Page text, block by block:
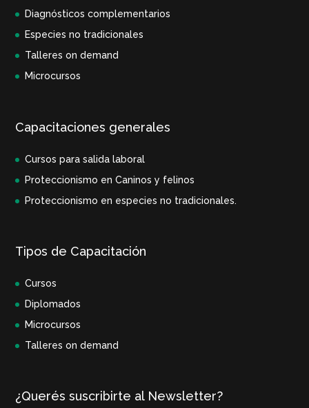
Diagnósticos complementarios
Especies no tradicionales
Talleres on demand
Microcursos
Capacitaciones generales
Cursos para salida laboral
Proteccionismo en Caninos y felinos
Proteccionismo en especies no tradicionales.
Tipos de Capacitación
Cursos
Diplomados
Microcursos
Talleres on demand
¿Querés suscribirte al Newsletter?